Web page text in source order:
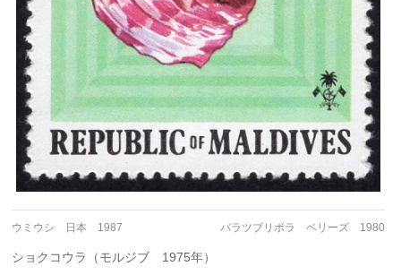
ウミウシ 日本 1987 バラツブリボラ ベリーズ 1980
ショクコウラ（モルジブ 1975年）